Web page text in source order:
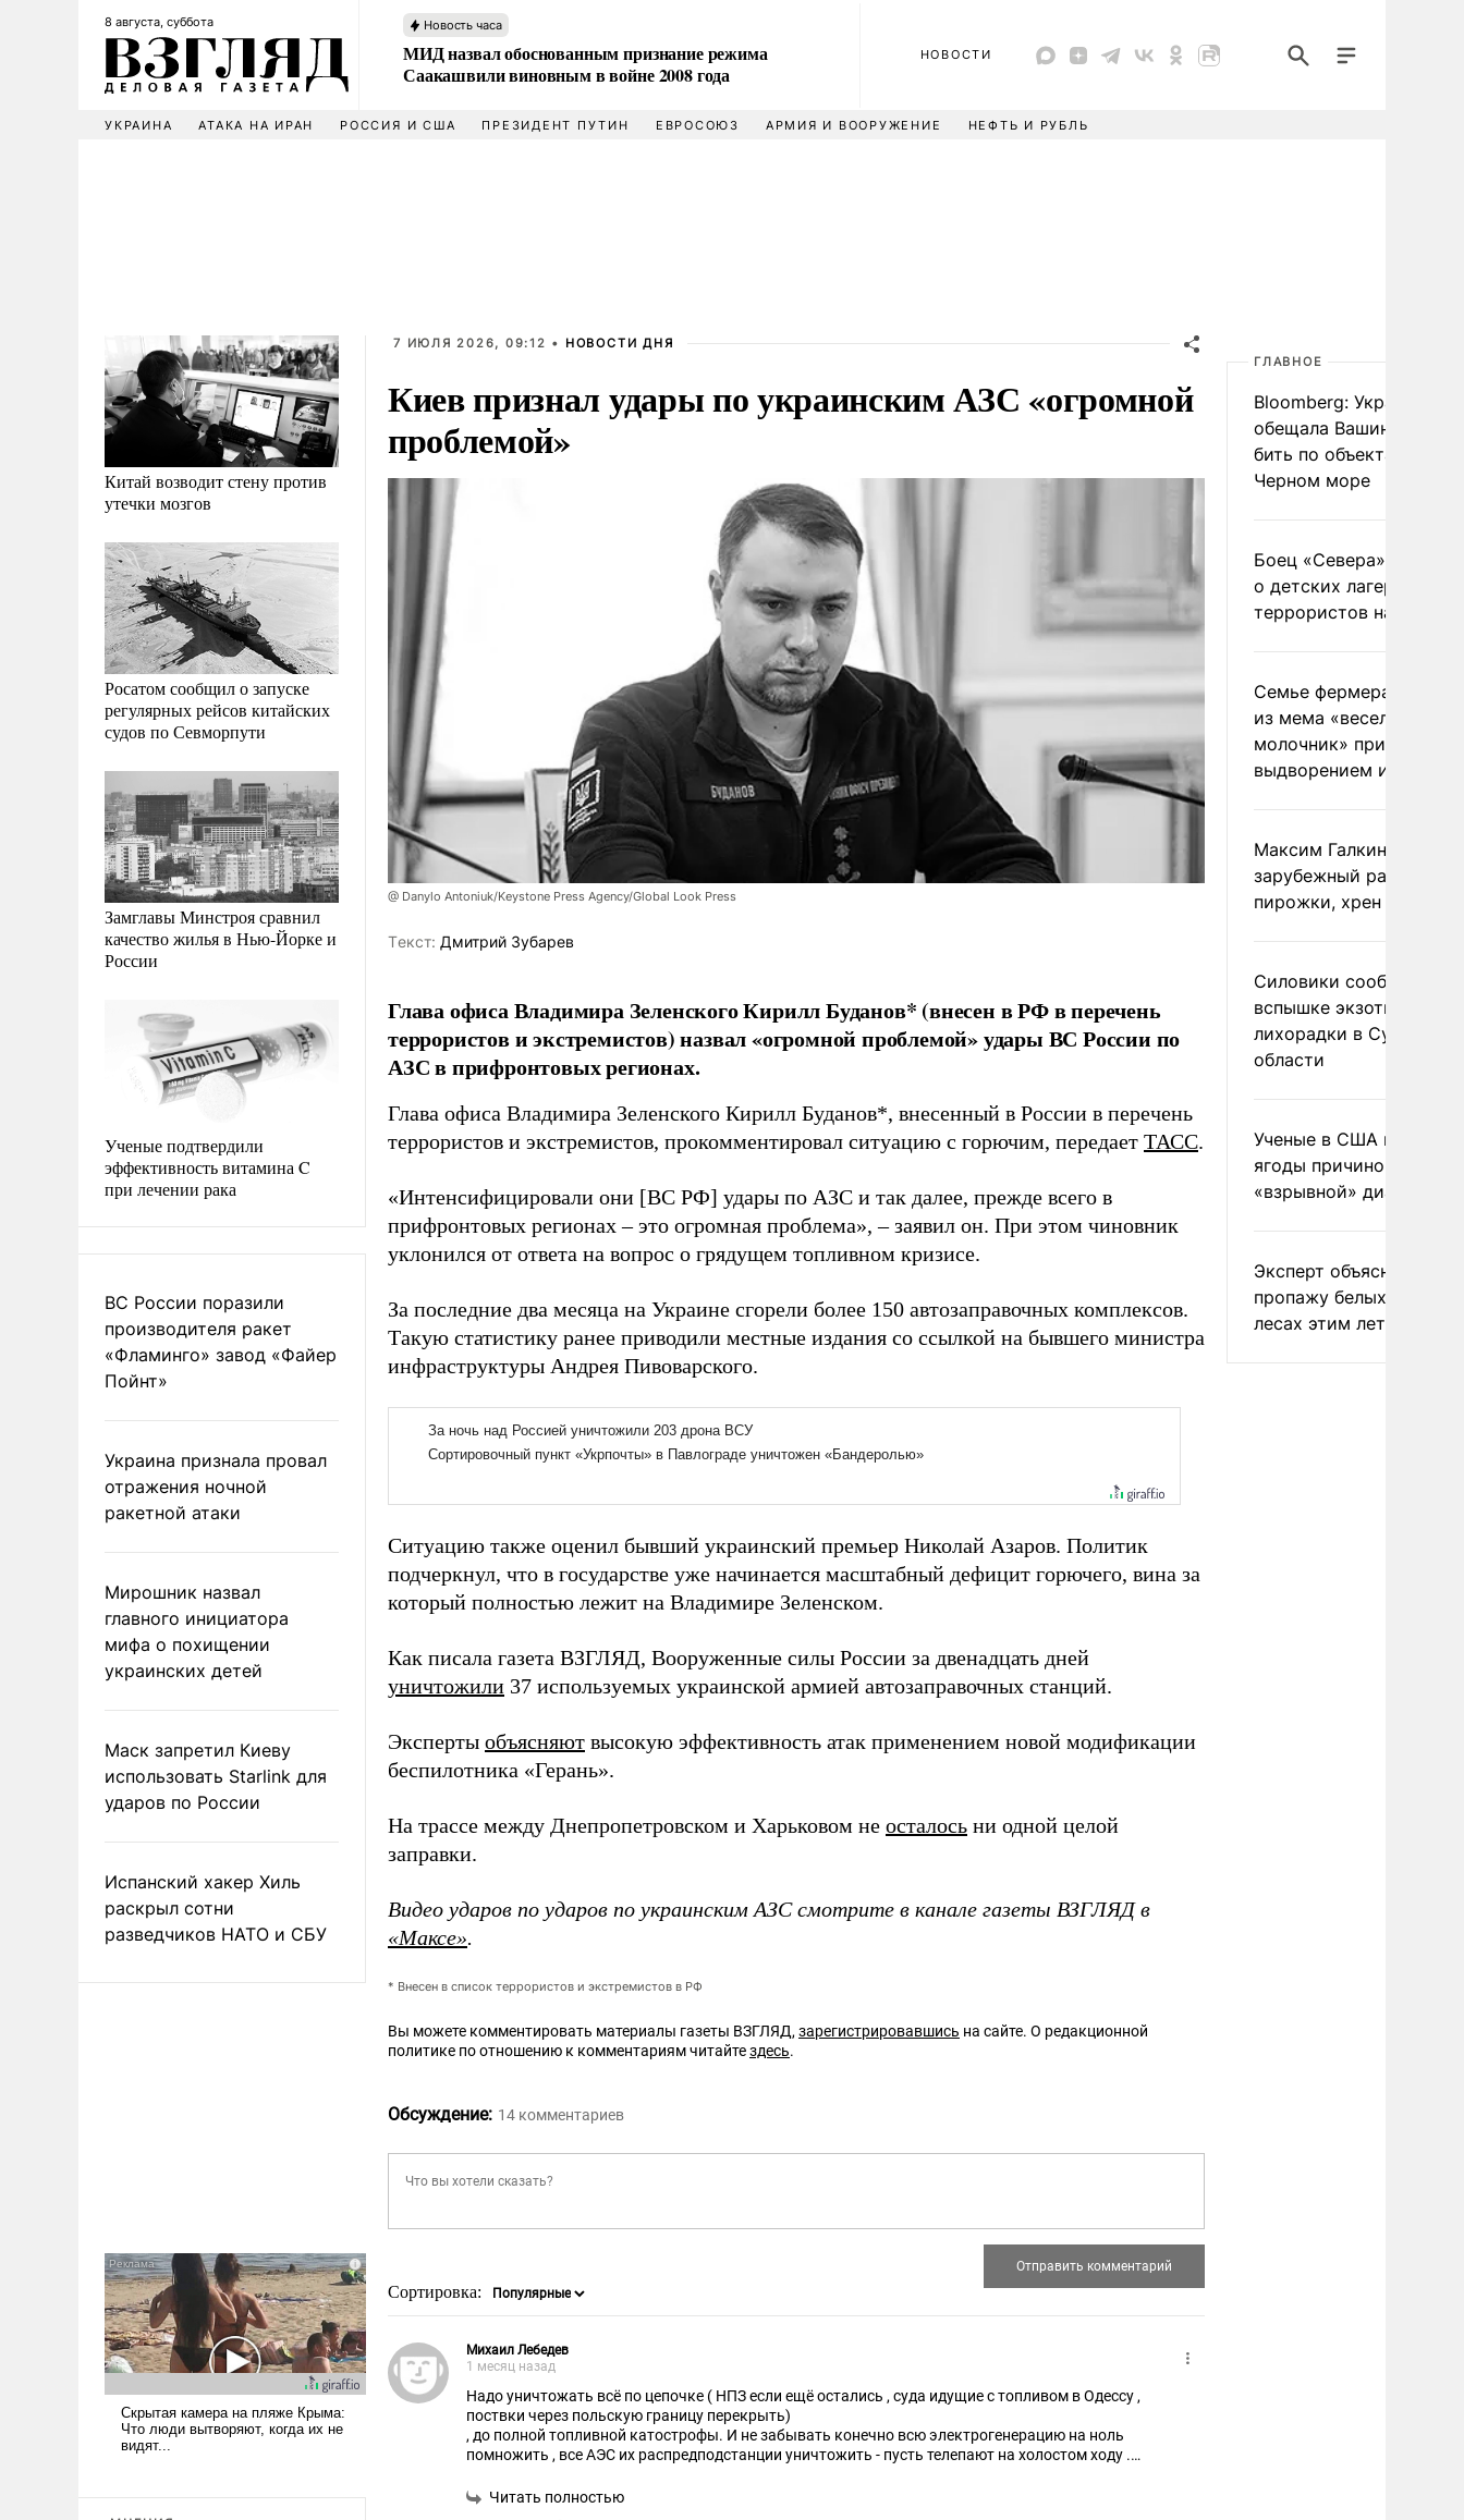
8 августа, суббота Новость часа
МИД назвал обоснованным признание режима
Саакашвили виновным в войне 2008 года
НОВОСТИ
УКРАИНА АТАКА НА ИРАН РОССИЯ И США ПРЕЗИДЕНТ ПУТИН ЕВРОСОЮЗ АРМИЯ И ВООРУЖЕНИЕ НЕФТЬ И РУБЛЬ
Китай возводит стену против
утечки мозгов
Росатом сообщил о запуске
регулярных рейсов китайских
судов по Севморпути
Замглавы Минстроя сравнил
качество жилья в Нью-Йорке и
России
Ученые подтвердили
эффективность витамина C
при лечении рака
ВС России поразили
производителя ракет
«Фламинго» завод «Файер
Пойнт»
Украина признала провал
отражения ночной
ракетной атаки
Мирошник назвал
главного инициатора
мифа о похищении
украинских детей
Маск запретил Киеву
использовать Starlink для
ударов по России
Испанский хакер Хиль
раскрыл сотни
разведчиков НАТО и СБУ
7 ИЮЛЯ 2026, 09:12 • НОВОСТИ ДНЯ
Киев признал удары по украинским АЗС «огромной
проблемой»
@ Danylo Antoniuk/Keystone Press Agency/Global Look Press
Tекст: Дмитрий Зубарев
Глава офиса Владимира Зеленского Кирилл Буданов* (внесен в РФ в перечень
террористов и экстремистов) назвал «огромной проблемой» удары ВС России по
АЗС в прифронтовых регионах.
Глава офиса Владимира Зеленского Кирилл Буданов*, внесенный в России в перечень
террористов и экстремистов, прокомментировал ситуацию с горючим, передает ТАСС.
«Интенсифицировали они [ВС РФ] удары по АЗС и так далее, прежде всего в
прифронтовых регионах – это огромная проблема», – заявил он. При этом чиновник
уклонился от ответа на вопрос о грядущем топливном кризисе.
За последние два месяца на Украине сгорели более 150 автозаправочных комплексов.
Такую статистику ранее приводили местные издания со ссылкой на бывшего министра
инфраструктуры Андрея Пивоварского.
Ситуацию также оценил бывший украинский премьер Николай Азаров. Политик
подчеркнул, что в государстве уже начинается масштабный дефицит горючего, вина за
который полностью лежит на Владимире Зеленском.
Как писала газета ВЗГЛЯД, Вооруженные силы России за двенадцать дней
уничтожили 37 используемых украинской армией автозаправочных станций.
Эксперты объясняют высокую эффективность атак применением новой модификации
беспилотника «Герань».
На трассе между Днепропетровском и Харьковом не осталось ни одной целой
заправки.
Видео ударов по ударов по украинским АЗС смотрите в канале газеты ВЗГЛЯД в
«Максе».
* Внесен в список террористов и экстремистов в РФ
Вы можете комментировать материалы газеты ВЗГЛЯД,зарегистрировавшись на сайте. О редакционной
политике по отношению к комментариям читайтездесь.
Обсуждение: 14 комментариев
Сортировка:
Михаил Лебедев
1 месяц назад
Надо уничтожать всё по цепочке ( НПЗ если ещё остались , суда идущие с топливом в Одессу ,
поствки через польскую границу перекрыть)
, до полной топливной катострофы. И не забывать конечно всю электрогенерацию на ноль
помножить , все АЭС их распредподстанции уничтожить - пусть телепают на холостом ходу .
Читать полностью
ГЛАВНОЕ
Bloomberg: Украина
обещала Вашингтону не
бить по объектам КТК в
Черном море
Боец «Севера»
о детских лагерях
террористов на
Семье фермера
из мема «веселый
молочник» пригрозили
выдворением из
Максим Галкин
зарубежный райдер
пирожки, хрен и морс
Силовики сообщили о
вспышке экзотической
лихорадки в Сумской
области
Ученые в США назвали
ягоды причиной
«взрывной» диареи
Эксперт объяснил
пропажу белых грибов
лесах этим летом